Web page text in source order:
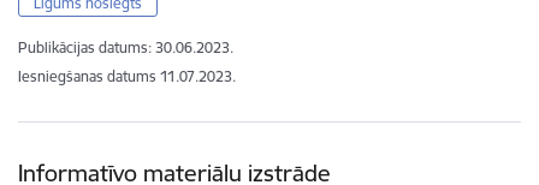
Publikācijas datums: 30.06.2023.
Iesniegšanas datums 11.07.2023.
Informatīvo materiālu izstrāde